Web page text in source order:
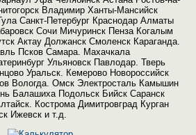
Владимир Ханты-Мансийск
Санкт-Петербург Краснодар Алматы
Сочи Мичуринск Пенза Когалым
Актау Должанск Смоленск Караганда.
Псков Самара. Махачкала
Ульяновск Павлодар. Тверь
Уральск. Кемерово Новороссийск
Вологда. Омск Электросталь Камышин
Балашиха Подольск Бийск Саранск
Кострома Димитровград Курган
Ижевск и т.д.